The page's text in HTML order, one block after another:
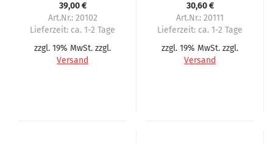
IN5100
39,00 €
Art.Nr.: 20102
Lieferzeit: ca. 1-2 Tage
zzgl. 19% MwSt. zzgl.
Versand
30,60 €
Art.Nr.: 20111
Lieferzeit: ca. 1-2 Tage
zzgl. 19% MwSt. zzgl.
Versand